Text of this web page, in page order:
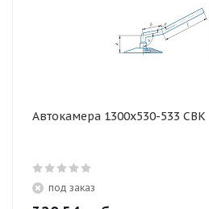
Автокамера 1300х530-533 СВК
под заказ